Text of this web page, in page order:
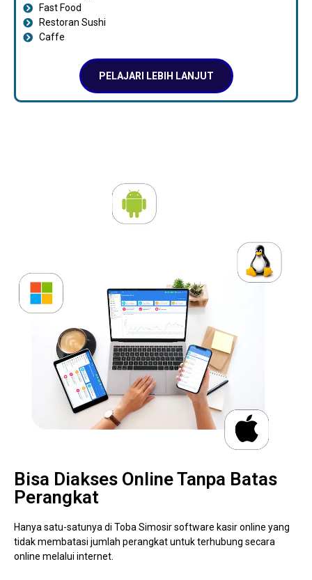
Fast Food
Restoran Sushi
Caffe
PELAJARI LEBIH LANJUT
Bisa Diakses Online Tanpa Batas
Perangkat
Hanya satu-satunya di Toba Simosir software kasir online yang
tidak membatasi jumlah perangkat untuk terhubung secara
online melalui internet.